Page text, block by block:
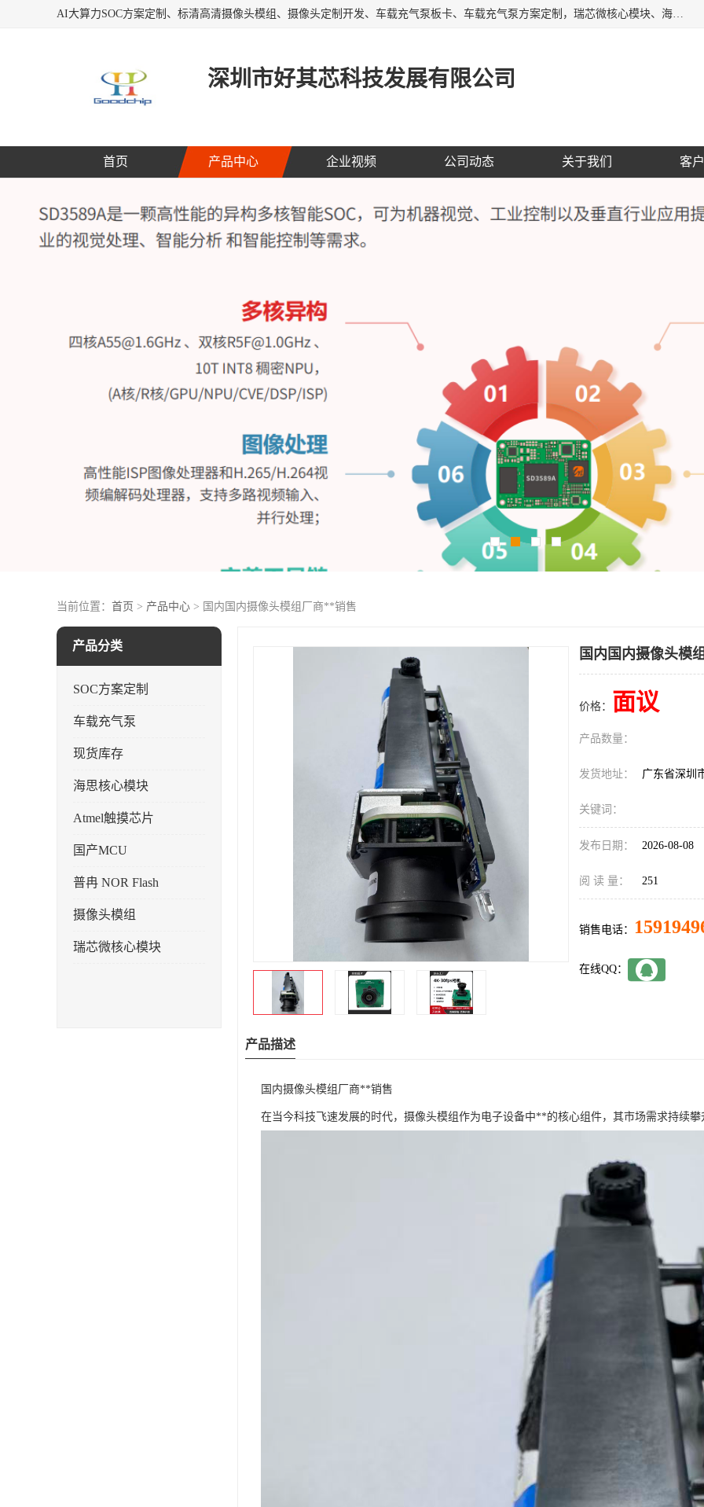
AI大算力SOC方案定制、标清高清摄像头模组、摄像头定制开发、车载充气泵板卡、车载充气泵方案定制，瑞芯微核心模块、海思核心模块、AI网关、边缘网关、边缘盒子、工控机、工业网关，Atmel触摸芯片、MCU、nor flash
深圳市好其芯科技发展有限公司
首页 产品中心 企业视频 公司动态 关于我们 客
当前位置： 首页 > 产品中心 > 国内国内摄像头模组厂商**销售
产品分类
SOC方案定制
车载充气泵
现货库存
海思核心模块
Atmel触摸芯片
国产MCU
普冉 NOR Flash
摄像头模组
瑞芯微核心模块
国内国内摄像头模
价格： 面议
产品数量：
发货地址： 广东省深
关键词：
发布日期： 2026-08-08
阅 读 量： 251
销售电话：
在线QQ：
产品描述
国内摄像头模组厂商**销售
在当今科技飞速发展的时代，摄像头模组作为电子设备中**的核心组件，其市场需求持续攀